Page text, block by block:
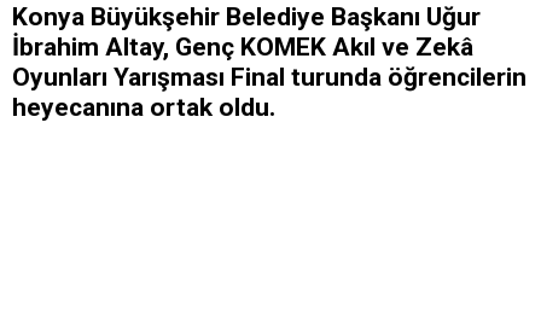
Konya Büyükşehir Belediye Başkanı Uğur
İbrahim Altay, Genç KOMEK Akıl ve Zekâ
Oyunları Yarışması Final turunda öğrencilerin
heyecanına ortak oldu.